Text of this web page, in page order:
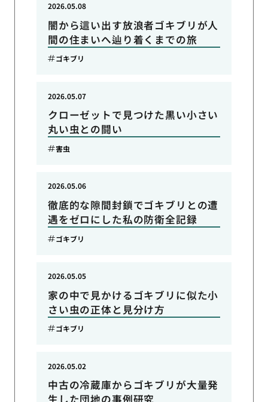
闇から這い出す放浪者ゴキブリが人
間の住まいへ辿り着くまでの旅
2026.05.08
ゴキブリ
クローゼットで見つけた黒い小さい
丸い虫との闘い
2026.05.07
害虫
徹底的な隙間封鎖でゴキブリとの遭
遇をゼロにした私の防衛全記録
2026.05.06
ゴキブリ
家の中で見かけるゴキブリに似た小
さい虫の正体と見分け方
2026.05.05
ゴキブリ
中古の冷蔵庫からゴキブリが大量発
2026.05.02